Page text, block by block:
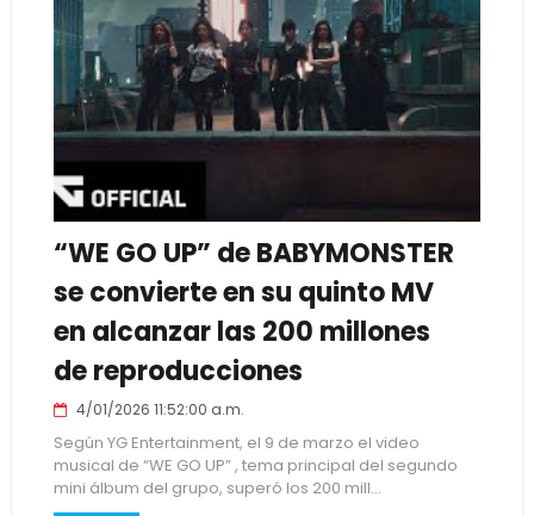
“WE GO UP” de BABYMONSTER
se convierte en su quinto MV
en alcanzar las 200 millones
de reproducciones
4/01/2026 11:52:00 a.m.
Según YG Entertainment, el 9 de marzo el video
musical de “WE GO UP” , tema principal del segundo
mini álbum del grupo, superó los 200 mill...